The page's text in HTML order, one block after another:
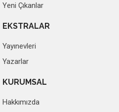
Yeni Çıkanlar
EKSTRALAR
Yayınevleri
Yazarlar
KURUMSAL
Hakkımızda